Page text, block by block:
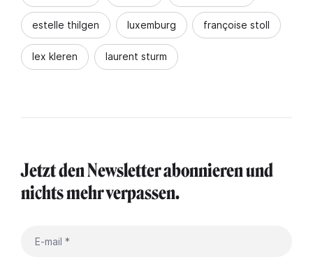
estelle thilgen luxemburg françoise stoll
lex kleren laurent sturm
Jetzt den Newsletter abonnieren und
nichts mehr verpassen.